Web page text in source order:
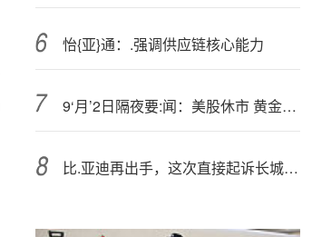
怡{亚}通：.强调供应链核心能力
9‘月’2日隔夜要:闻：美股休市 黄金原油走高 特斯拉欧洲市场销量持续下滑 德防长驳斥冯德莱恩向乌派兵言论
比.亚迪再出手，这次直接起诉长城高管！然而该高管已神秘失联两月